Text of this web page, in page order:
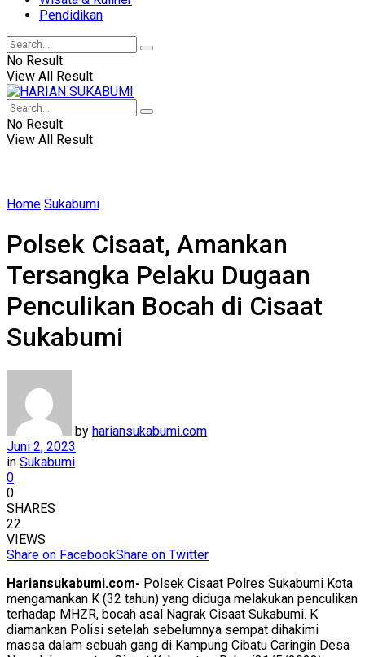
Pendidikan
No Result
View All Result
No Result
View All Result
Home Sukabumi
Polsek Cisaat, Amankan
Tersangka Pelaku Dugaan
Penculikan Bocah di Cisaat
Sukabumi
by hariansukabumi.com
Juni 2, 2023
in Sukabumi
0
0
SHARES
22
VIEWS
Share on FacebookShare on Twitter
Hariansukabumi.com- Polsek Cisaat Polres Sukabumi Kota
mengamankan K (32 tahun) yang diduga melakukan penculikan
terhadap MHZR, bocah asal Nagrak Cisaat Sukabumi. K
diamankan Polisi setelah sebelumnya sempat dihakimi
massa dalam sebuah gang di Kampung Cibatu Caringin Desa